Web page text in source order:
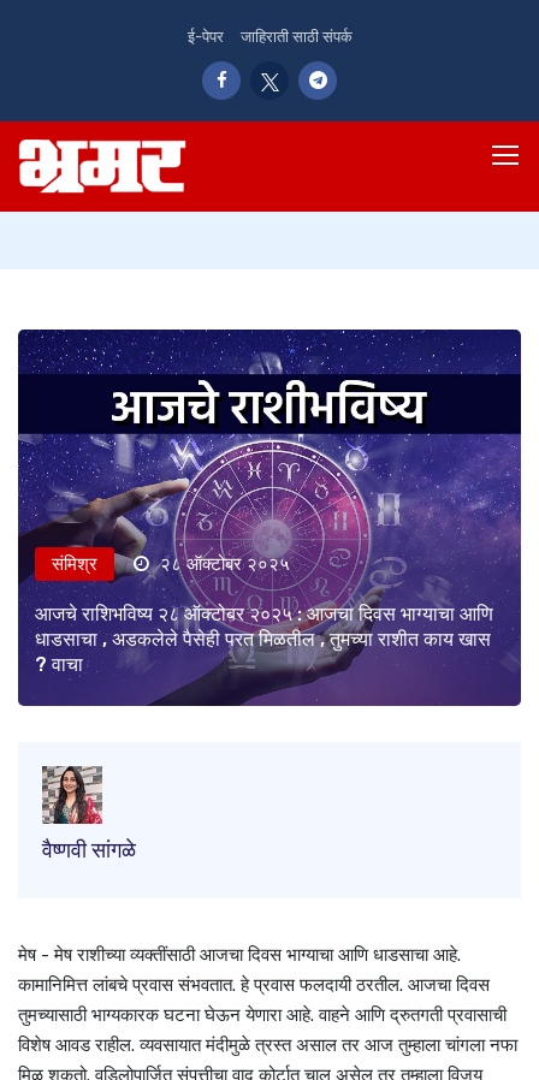
ई-पेपर जाहिराती साठी संपर्क
संमिश्र २८ ऑक्टोबर २०२५
आजचे राशिभविष्य २८ ऑक्टोबर २०२५ : आजचा दिवस भाग्याचा आणि
धाडसाचा , अडकलेले पैसेही परत मिळतील , तुमच्या राशीत काय खास
? वाचा
वैष्णवी सांगळे
मेष - मेष राशीच्या व्यक्तींसाठी आजचा दिवस भाग्याचा आणि धाडसाचा आहे.
कामानिमित्त लांबचे प्रवास संभवतात. हे प्रवास फलदायी ठरतील. आजचा दिवस
तुमच्यासाठी भाग्यकारक घटना घेऊन येणारा आहे. वाहने आणि द्रुतगती प्रवासाची
विशेष आवड राहील. व्यवसायात मंदीमुळे त्रस्त असाल तर आज तुम्हाला चांगला नफा